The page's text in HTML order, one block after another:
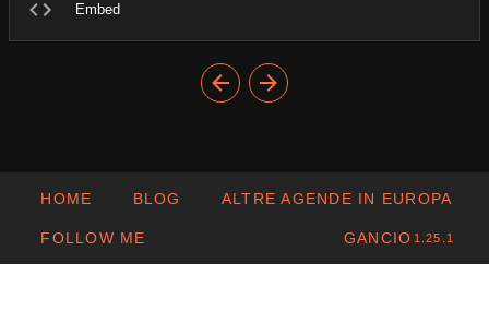
Embed
HOME BLOG ALTRE AGENDE IN EUROPA
FOLLOW ME GANCIO 1.25.1